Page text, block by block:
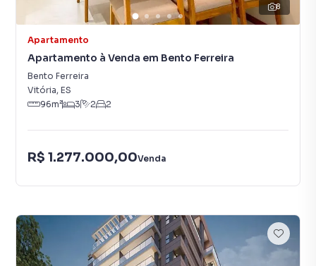
8
Apartamento
Apartamento à Venda em Bento Ferreira
Bento Ferreira
Vitória, ES
96m² 3 2 2
R$ 1.277.000,00Venda